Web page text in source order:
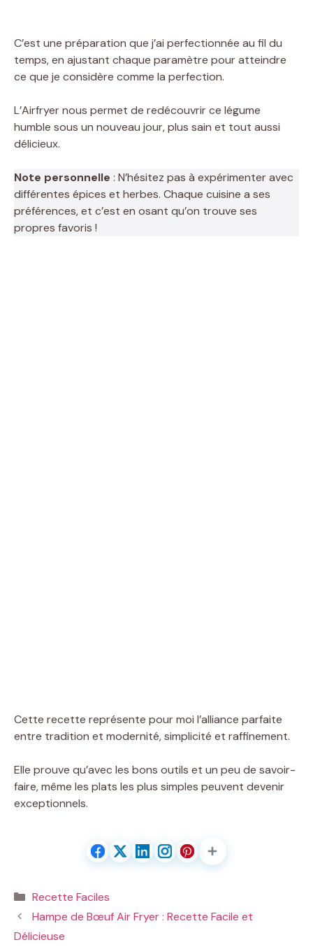
C’est une préparation que j’ai perfectionnée au fil du
temps, en ajustant chaque paramètre pour atteindre
ce que je considère comme la perfection.
L’Airfryer nous permet de redécouvrir ce légume
humble sous un nouveau jour, plus sain et tout aussi
délicieux.
Note personnelle : N’hésitez pas à expérimenter avec
différentes épices et herbes. Chaque cuisine a ses
préférences, et c’est en osant qu’on trouve ses
propres favoris !
Cette recette représente pour moi l’alliance parfaite
entre tradition et modernité, simplicité et raffinement.
Elle prouve qu’avec les bons outils et un peu de savoir-
faire, même les plats les plus simples peuvent devenir
exceptionnels.
Catégories
Recette Faciles
Hampe de Bœuf Air Fryer : Recette Facile et
Délicieuse